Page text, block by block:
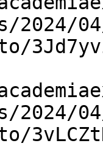
2024/
2024/